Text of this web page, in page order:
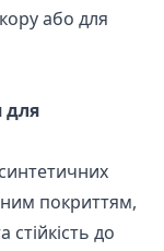
або для
для
покриттям,
до